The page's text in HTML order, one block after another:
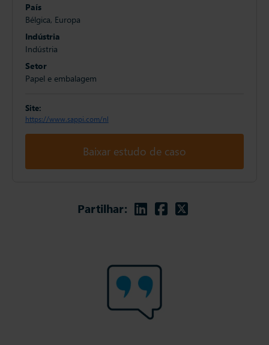
País
Bélgica, Europa
Indústria
Indústria
Setor
Papel e embalagem
Site:
https://www.sappi.com/nl
Baixar estudo de caso
Partilhar: Linkedin
Facebook
Twitter